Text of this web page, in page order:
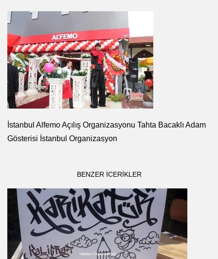
İstanbul Alfemo Açılış Organizasyonu Tahta Bacaklı Adam
Gösterisi İstanbul Organizasyon
BENZER ICERIKLER